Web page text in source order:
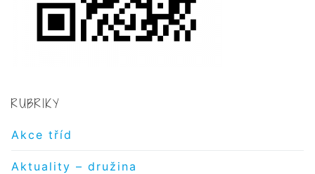
RUBRIKY
Akce tříd
Aktuality – družina